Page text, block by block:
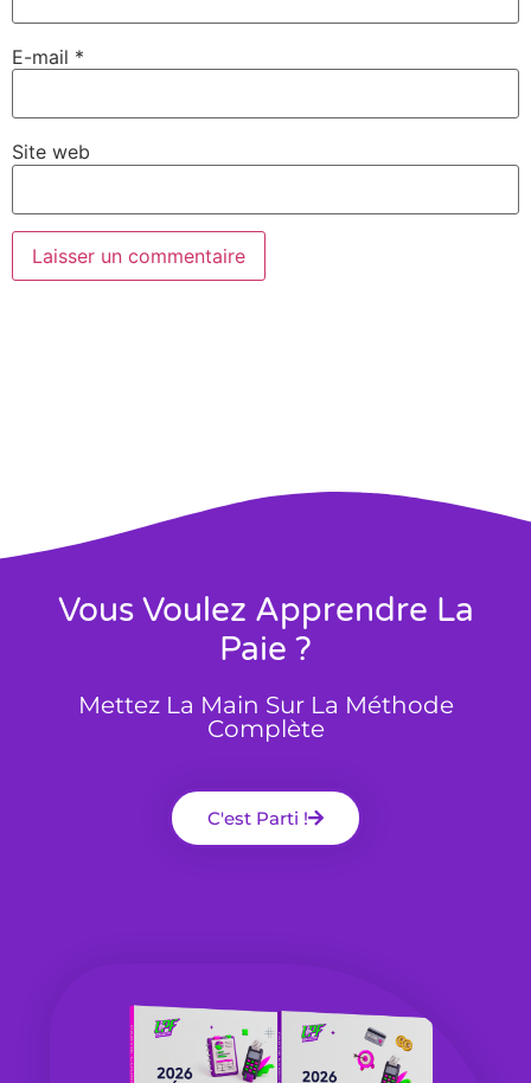
E-mail *
Site web
Vous Voulez Apprendre La
Paie ?
Mettez La Main Sur La Méthode
Complète
C'est Parti !